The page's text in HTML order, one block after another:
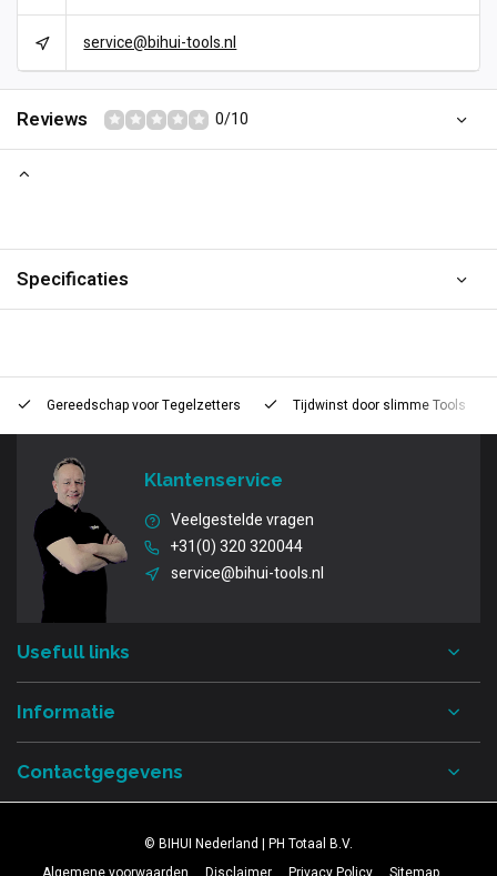
service@bihui-tools.nl
Reviews 0/10
Specificaties
Gereedschap voorTegelzetters Tijdwinst door slimme Tools
Klantenservice
Veelgestelde vragen
+31(0) 320 320044
service@bihui-tools.nl
Usefull links
Informatie
Contactgegevens
© BIHUI Nederland | PH Totaal B.V.